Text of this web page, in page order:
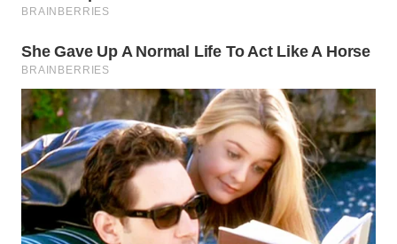
INDRAMAYU
WN
KUNINGAN
WN
MAJALENGKA
WN
SUBANG